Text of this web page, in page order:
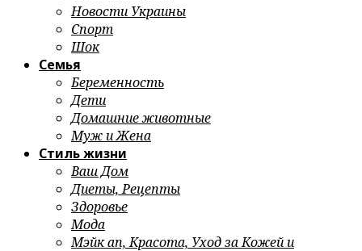
Новости Украины
Спорт
Шок
Семья
Беременность
Дети
Домашние животные
Муж и Жена
Стиль жизни
Ваш Дом
Диеты, Рецепты
Здоровье
Мода
Мэйк ап, Красота, Уход за Кожей и